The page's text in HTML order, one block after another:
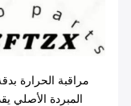
مراقبة الحرارة
المبردة الأصلي